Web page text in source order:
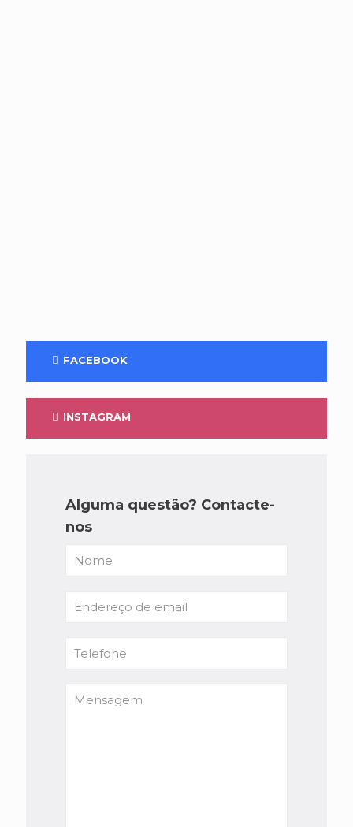
FACEBOOK
INSTAGRAM
Alguma questão? Contacte-
nos